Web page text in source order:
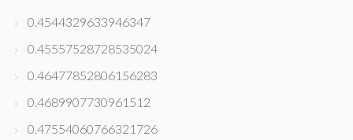
0.4544329633946347
0.45557528728535024
0.46477852806156283
0.4689907730961512
0.47554060766321726